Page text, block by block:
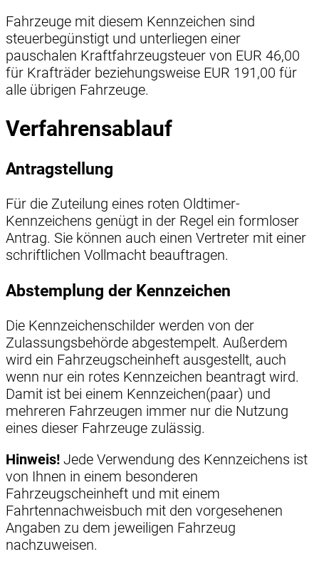
Fahrzeuge mit diesem Kennzeichen sind
steuerbegünstigt und unterliegen einer
pauschalen Kraftfahrzeugsteuer von EUR 46,00
für Krafträder beziehungsweise EUR 191,00 für
alle übrigen Fahrzeuge.
Verfahrensablauf
Antragstellung
Für die Zuteilung eines roten Oldtimer-
Kennzeichens genügt in der Regel ein formloser
Antrag. Sie können auch einen Vertreter mit einer
schriftlichen Vollmacht beauftragen.
Abstemplung der Kennzeichen
Die Kennzeichenschilder werden von der
Zulassungsbehörde abgestempelt. Außerdem
wird ein Fahrzeugscheinheft ausgestellt, auch
wenn nur ein rotes Kennzeichen beantragt wird.
Damit ist bei einem Kennzeichen(paar) und
mehreren Fahrzeugen immer nur die Nutzung
eines dieser Fahrzeuge zulässig.
Hinweis! Jede Verwendung des Kennzeichens ist
von Ihnen in einem besonderen
Fahrzeugscheinheft und mit einem
Fahrtennachweisbuch mit den vorgesehenen
Angaben zu dem jeweiligen Fahrzeug
nachzuweisen.